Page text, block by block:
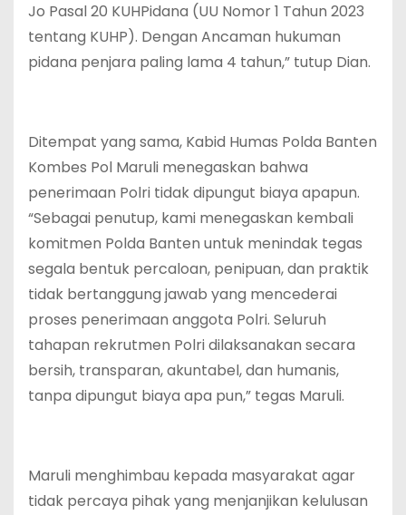
Jo Pasal 20 KUHPidana (UU Nomor 1 Tahun 2023
tentang KUHP). Dengan Ancaman hukuman
pidana penjara paling lama 4 tahun,” tutup Dian.
Ditempat yang sama, Kabid Humas Polda Banten
Kombes Pol Maruli menegaskan bahwa
penerimaan Polri tidak dipungut biaya apapun.
“Sebagai penutup, kami menegaskan kembali
komitmen Polda Banten untuk menindak tegas
segala bentuk percaloan, penipuan, dan praktik
tidak bertanggung jawab yang mencederai
proses penerimaan anggota Polri. Seluruh
tahapan rekrutmen Polri dilaksanakan secara
bersih, transparan, akuntabel, dan humanis,
tanpa dipungut biaya apa pun,” tegas Maruli.
Maruli menghimbau kepada masyarakat agar
tidak percaya pihak yang menjanjikan kelulusan